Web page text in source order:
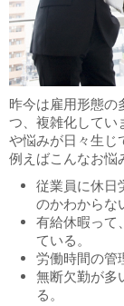
昨今は雇用形態の
つ、複雑化してい
や悩みが日々生じ
例えばこんなお悩
従業員に休日
のかわからな
有給休暇って
ている。
労働時間の管
無断欠勤が多
る。